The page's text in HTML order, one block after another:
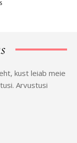
kust leiab meie
Arvustusi